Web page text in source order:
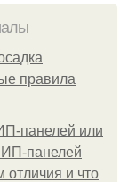
правила
панелей или
панелей
отличия и что